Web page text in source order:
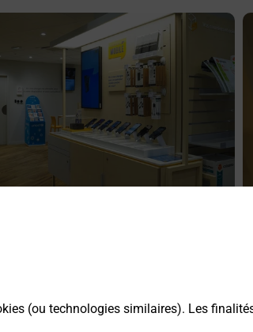
(ou technologies similaires). Les
un smartphone pas cher proche de chez
notre offre de téléphones iPhone Apple
de Poste à CAUX (34720) !